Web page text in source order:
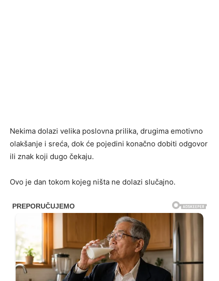
Nekima dolazi velika poslovna prilika, drugima emotivno
olakšanje i sreća, dok će pojedini konačno dobiti odgovor
ili znak koji dugo čekaju.
Ovo je dan tokom kojeg ništa ne dolazi slučajno.